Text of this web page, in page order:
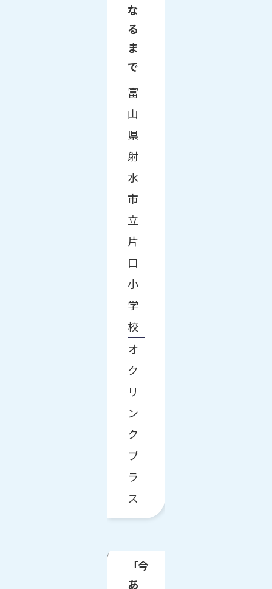
な
る
ま
で
富
山
県
射
水
市
立
片
口
小
学
校
オ
ク
リ
ン
ク
プ
ラ
ス
「今
あ